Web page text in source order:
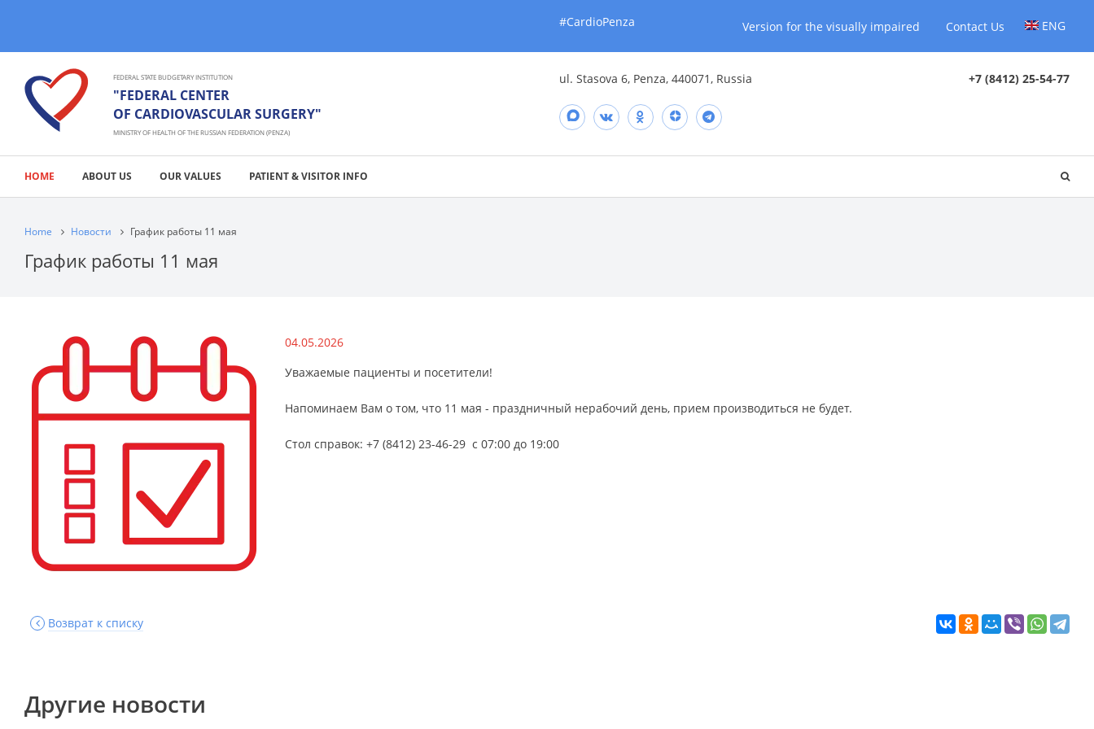
#CardioPenza Version for the visually impaired Contact Us ENG
FEDERAL STATE BUDGETARY INSTITUTION
"FEDERAL CENTER
OF CARDIOVASCULAR SURGERY"
MINISTRY OF HEALTH OF THE RUSSIAN FEDERATION (PENZA)
ul. Stasova 6, Penza, 440071, Russia +7 (8412) 25-54-77
HOME ABOUT US OUR VALUES PATIENT & VISITOR INFO
Home Новости График работы 11 мая
График работы 11 мая
04.05.2026
Уважаемые пациенты и посетители!
Напоминаем Вам о том, что 11 мая - праздничный нерабочий день, прием производиться не будет.
Стол справок: +7 (8412) 23-46-29 с 07:00 до 19:00
Возврат к списку
Другие новости